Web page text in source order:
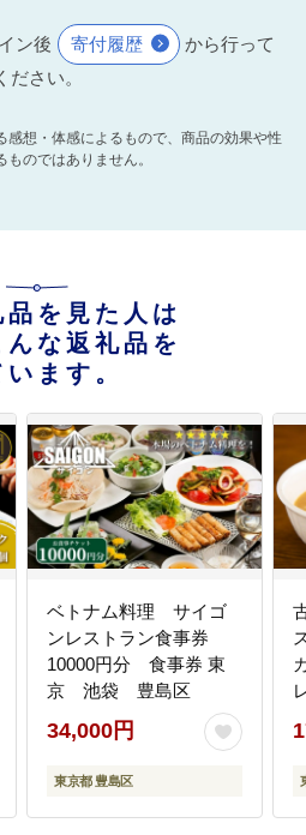
ン後 寄付履歴
から行って
ださい。
想・体感によるもので、商品の効果や性
ものではありません。
品を見た人は
な返礼品を
います。
ベトナム料理 サイゴ
ンレストラン食事券
10000円分 食事券 東
京 池袋 豊島区
34,000円
東京都 豊島区